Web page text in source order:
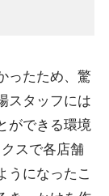
ったため、驚
スタッフには
ができる環境
スで各店舗
うになったこ